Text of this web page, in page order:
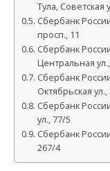
Тула, Советская
Сбербанк
просп., 11
Сбербанк
Центральная
Сбербанк
Октябрьская ул.,
Сбербанк
ул., 77/5
Сбербанк
267/4